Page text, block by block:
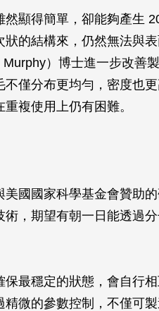
顯得簡單，卻能夠產生
的結構來，仍然無法與
）博士進一步改善
僅分布更均勻，密度也
複使用上仍有困難。
國國家科學基金會贊助
，期望有朝一日能透過
最穩定的狀態，會自行
微的參數控制，不僅可